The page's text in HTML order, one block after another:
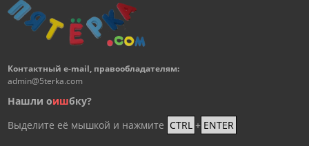
Контактный e-mail, правообладателям:
admin@5terka.com
Нашли оишбку?
Выделите её мышкой и нажмите CTRL + ENTER